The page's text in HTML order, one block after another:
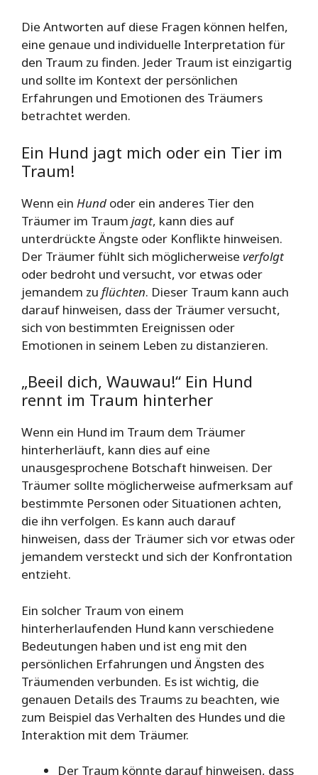
Die Antworten auf diese Fragen können helfen,
eine genaue und individuelle Interpretation für
den Traum zu finden. Jeder Traum ist einzigartig
und sollte im Kontext der persönlichen
Erfahrungen und Emotionen des Träumers
betrachtet werden.
Ein Hund jagt mich oder ein Tier im
Traum!
Wenn ein Hund oder ein anderes Tier den
Träumer im Traum jagt, kann dies auf
unterdrückte Ängste oder Konflikte hinweisen.
Der Träumer fühlt sich möglicherweise verfolgt
oder bedroht und versucht, vor etwas oder
jemandem zu flüchten. Dieser Traum kann auch
darauf hinweisen, dass der Träumer versucht,
sich von bestimmten Ereignissen oder
Emotionen in seinem Leben zu distanzieren.
„Beeil dich, Wauwau!“ Ein Hund
rennt im Traum hinterher
Wenn ein Hund im Traum dem Träumer
hinterherläuft, kann dies auf eine
unausgesprochene Botschaft hinweisen. Der
Träumer sollte möglicherweise aufmerksam auf
bestimmte Personen oder Situationen achten,
die ihn verfolgen. Es kann auch darauf
hinweisen, dass der Träumer sich vor etwas oder
jemandem versteckt und sich der Konfrontation
entzieht.
Ein solcher Traum von einem
hinterherlaufenden Hund kann verschiedene
Bedeutungen haben und ist eng mit den
persönlichen Erfahrungen und Ängsten des
Träumenden verbunden. Es ist wichtig, die
genauen Details des Traums zu beachten, wie
zum Beispiel das Verhalten des Hundes und die
Interaktion mit dem Träumer.
Der Traum könnte darauf hinweisen, dass